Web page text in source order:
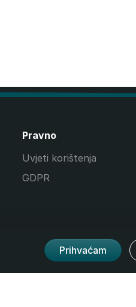
Pravno
Uvjeti korištenja
GDPR
Prihvaćam